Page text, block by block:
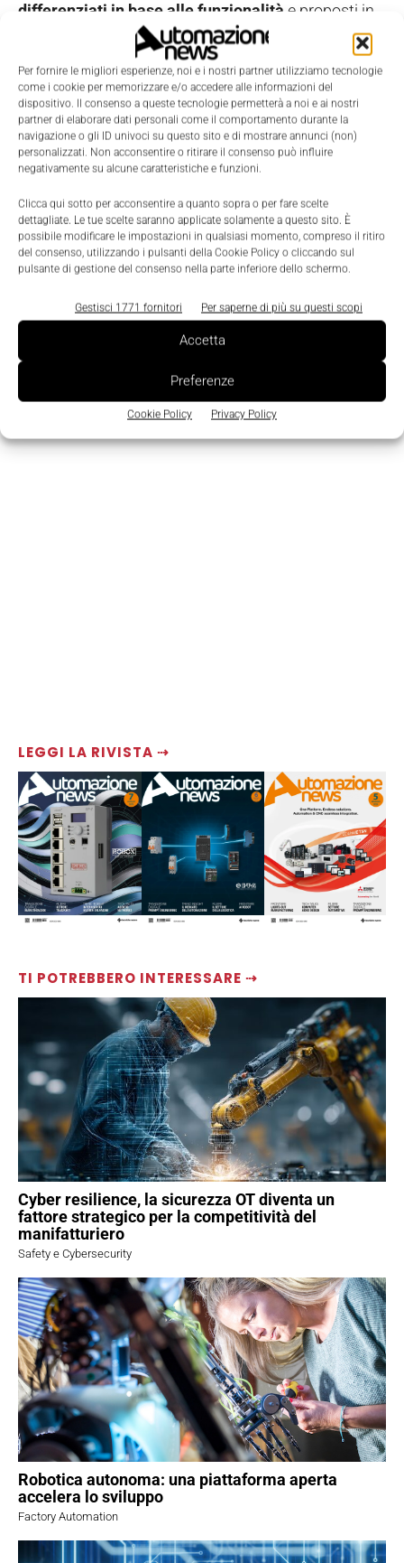
Per fornire le migliori esperienze, noi e i nostri partner utilizziamo tecnologie
come i cookie per memorizzare e/o accedere alle informazioni del
dispositivo. Il consenso a queste tecnologie permetterà a noi e ai nostri
partner di elaborare dati personali come il comportamento durante la
navigazione o gli ID univoci su questo sito e di mostrare annunci (non)
personalizzati. Non acconsentire o ritirare il consenso può influire
negativamente su alcune caratteristiche e funzioni.
Clicca qui sotto per acconsentire a quanto sopra o per fare scelte
dettagliate. Le tue scelte saranno applicate solamente a questo sito. È
possibile modificare le impostazioni in qualsiasi momento, compreso il ritiro
del consenso, utilizzando i pulsanti della Cookie Policy o cliccando sul
pulsante di gestione del consenso nella parte inferiore dello schermo.
Gestisci 1771 fornitori Per saperne di più su questi scopi
Accetta
Preferenze
Cookie Policy Privacy Policy
LEGGI LA RIVISTA ⇢
TI POTREBBERO INTERESSARE ⇢
Cyber resilience, la sicurezza OT diventa un
fattore strategico per la competitività del
manifatturiero
Safety e Cybersecurity
Robotica autonoma: una piattaforma aperta
accelera lo sviluppo
Factory Automation
differenziati in base alle funzionalità e proposti in
abbonamento.
La nuova estensione di prodotto è già disponibile ed
è possibile richiedere quotazioni contattando il
servizio clienti di Paessler. I clienti di Paessler Prtg
abbonati a Opc Ua Server riceveranno dal team di
l'accesso ai materiali di formazione.
"Utilizzando Paessler Prtg con questa estensione di
disposizione più dati e, dunque, possono prendere